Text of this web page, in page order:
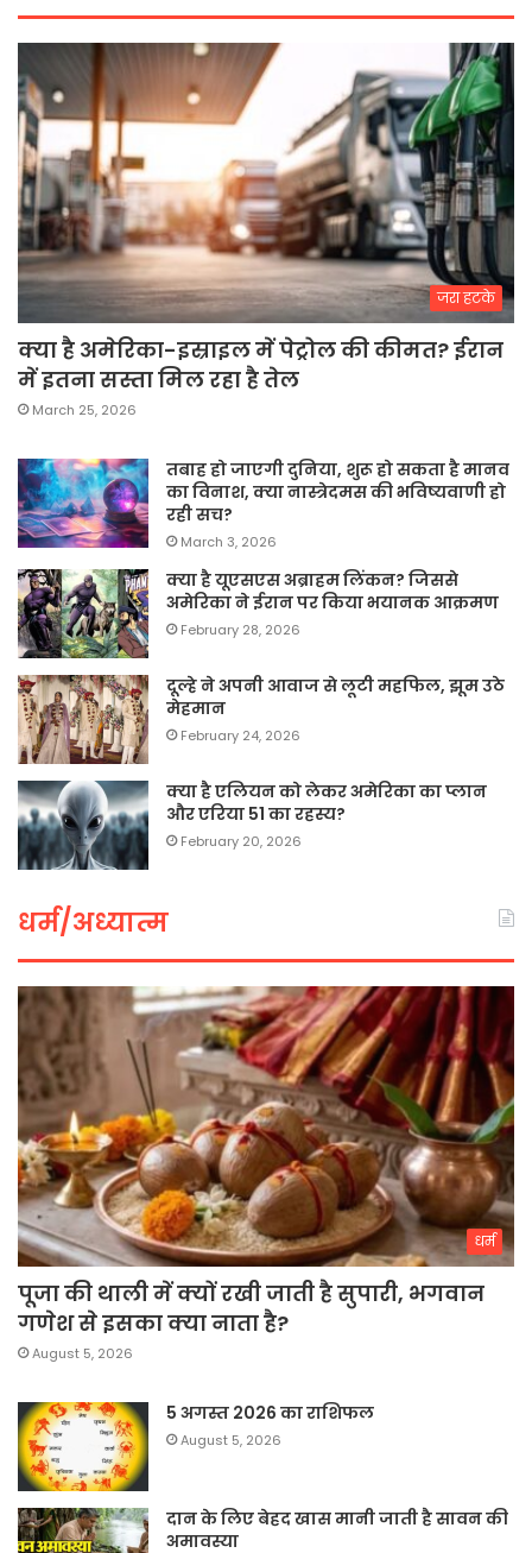
जरा हटके
क्या है अमेरिका-इस्राइल में पेट्रोल की कीमत? ईरान
में इतना सस्ता मिल रहा है तेल
March 25, 2026
तबाह हो जाएगी दुनिया, शुरू हो सकता है मानव
का विनाश, क्या नास्त्रेदमस की भविष्यवाणी हो
रही सच?
March 3, 2026
क्या है यूएसएस अब्राहम लिंकन? जिससे
अमेरिका ने ईरान पर किया भयानक आक्रमण
February 28, 2026
दूल्हे ने अपनी आवाज से लूटी महफिल, झूम उठे
मेहमान
February 24, 2026
क्या है एलियन को लेकर अमेरिका का प्लान
और एरिया 51 का रहस्य?
February 20, 2026
धर्म/अध्यात्म
धर्म
पूजा की थाली में क्यों रखी जाती है सुपारी, भगवान
गणेश से इसका क्या नाता है?
August 5, 2026
5 अगस्त 2026 का राशिफल
August 5, 2026
दान के लिए बेहद खास मानी जाती है सावन की
अमावस्या